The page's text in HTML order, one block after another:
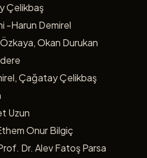
Çelikbaş
-Harun Demirel
Okan Durukan
Çağatay Çelikbaş
Uzun
Onur Bilgiç
Dr. Alev Fatoş Parsa